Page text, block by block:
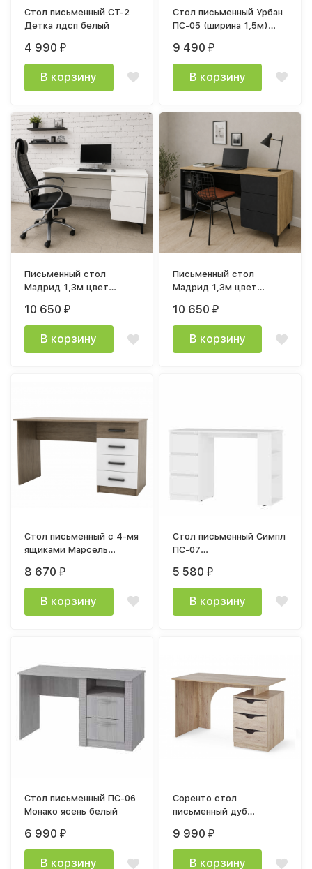
Стол письменный СТ-2
Детка лдсп белый
4 990₽
В корзину
Стол письменный Урбан
ПС-05 (ширина 1,5м)
9 490₽
В корзину
Письменный стол
Мадрид 1,3м цвет
10 650₽
В корзину
Письменный стол
Мадрид 1,3м цвет
10 650₽
В корзину
Стол письменный с 4-мя
ящиками Марсель
рокфорд темный /
белый снег
8 670₽
В корзину
Стол письменный Симпл
ПС-07
белый
5 580₽
В корзину
Стол письменный ПС-06
Монако ясень белый
6 990₽
В корзину
Соренто стол
письменный дуб
9 990₽
В корзину